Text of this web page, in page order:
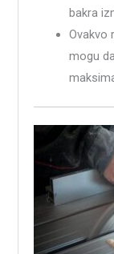
bakra
Ovakvo
mogu